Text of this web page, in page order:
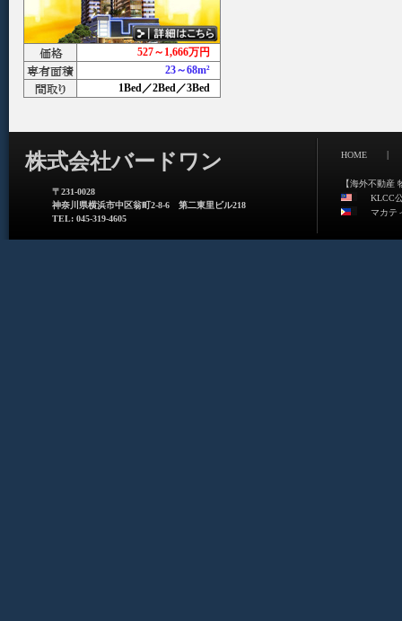
527～1,666万円
23～68m²
1Bed／2Bed／3Bed
株式会社バードワン
〒231-0028
神奈川県横浜市中区翁町2-8-6 第二東里ビル218
TEL: 045-319-4605
HOME |
【海外不動産
KLCC
マカテ